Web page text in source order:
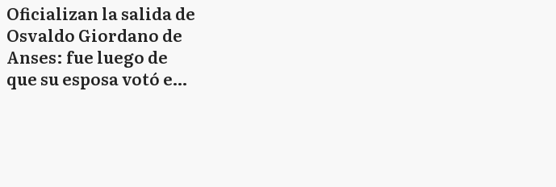
Oficializan la salida de
Osvaldo Giordano de
Anses: fue luego de
que su esposa votó en